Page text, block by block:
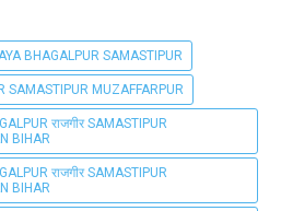
BHAGALPUR SAMASTIPUR
SAMASTIPUR MUZAFFARPUR
राजगीर SAMASTIPUR
BIHAR
राजगीर SAMASTIPUR
BIHAR